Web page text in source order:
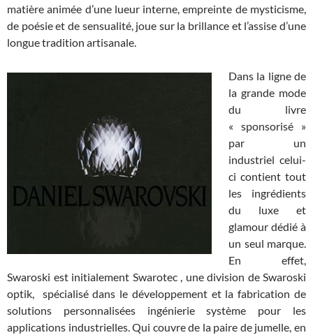
matière animée d’une lueur interne, empreinte de mysticisme,
de poésie et de sensualité, joue sur la brillance et l’assise d’une
longue tradition artisanale.
Dans la ligne de
la grande mode
du livre
« sponsorisé »
par un
industriel celui-
ci contient tout
les ingrédients
du luxe et
glamour dédié à
un seul marque.
En effet,
Swaroski est initialement Swarotec , une division de Swaroski
optik, spécialisé dans le développement et la fabrication de
solutions personnalisées ingénierie système pour les
applications industrielles. Qui couvre de la paire de jumelle, en